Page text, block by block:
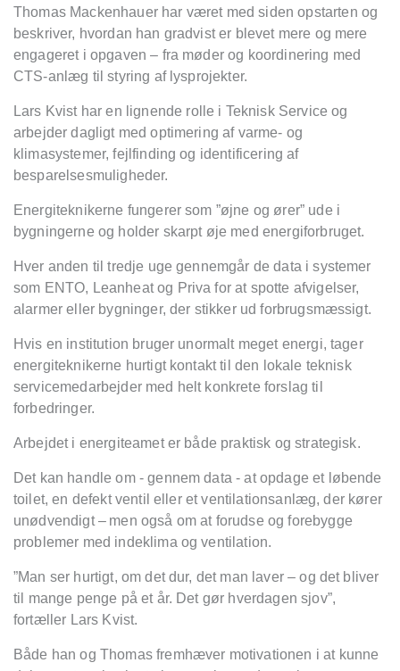
Thomas Mackenhauer har været med siden opstarten og
beskriver, hvordan han gradvist er blevet mere og mere
engageret i opgaven – fra møder og koordinering med
CTS-anlæg til styring af lysprojekter.
Lars Kvist har en lignende rolle i Teknisk Service og
arbejder dagligt med optimering af varme- og
klimasystemer, fejlfinding og identificering af
besparelsesmuligheder.
Energiteknikerne fungerer som ”øjne og ører” ude i
bygningerne og holder skarpt øje med energiforbruget.
Hver anden til tredje uge gennemgår de data i systemer
som ENTO, Leanheat og Priva for at spotte afvigelser,
alarmer eller bygninger, der stikker ud forbrugsmæssigt.
Hvis en institution bruger unormalt meget energi, tager
energiteknikerne hurtigt kontakt til den lokale teknisk
servicemedarbejder med helt konkrete forslag til
forbedringer.
Arbejdet i energiteamet er både praktisk og strategisk.
Det kan handle om - gennem data - at opdage et løbende
toilet, en defekt ventil eller et ventilationsanlæg, der kører
unødvendigt – men også om at forudse og forebygge
problemer med indeklima og ventilation.
”Man ser hurtigt, om det dur, det man laver – og det bliver
til mange penge på et år. Det gør hverdagen sjov”,
fortæller Lars Kvist.
Både han og Thomas fremhæver motivationen i at kunne